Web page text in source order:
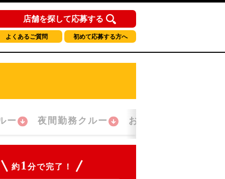
店舗を探して応募する
よくあるご質問 初めて応募する方へ
ー 夜間勤務クルー おかえり！クルー
約 1 分で完了！